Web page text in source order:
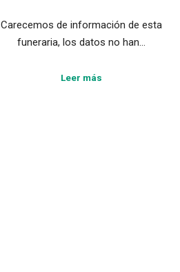
Carecemos de información de esta
funeraria, los datos no han…
Leer más